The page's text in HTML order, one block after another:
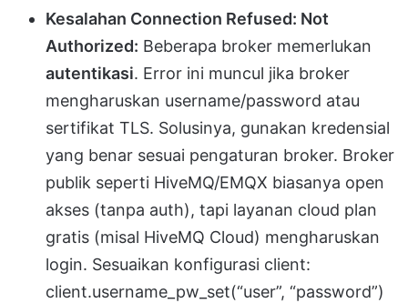
Kesalahan Connection Refused: Not
Authorized: Beberapa broker memerlukan
autentikasi. Error ini muncul jika broker
mengharuskan username/password atau
sertifikat TLS. Solusinya, gunakan kredensial
yang benar sesuai pengaturan broker. Broker
publik seperti HiveMQ/EMQX biasanya open
akses (tanpa auth), tapi layanan cloud plan
gratis (misal HiveMQ Cloud) mengharuskan
login. Sesuaikan konfigurasi client:
client.username_pw_set(“user”, “password”)